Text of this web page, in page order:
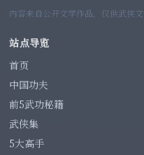
内容来自公开文学作品，仅供武侠
站点导览
首页
中国功夫
前5武功秘籍
武侠集
5大高手